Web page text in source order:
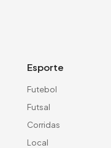
Esporte
Futebol
Futsal
Corridas
Local